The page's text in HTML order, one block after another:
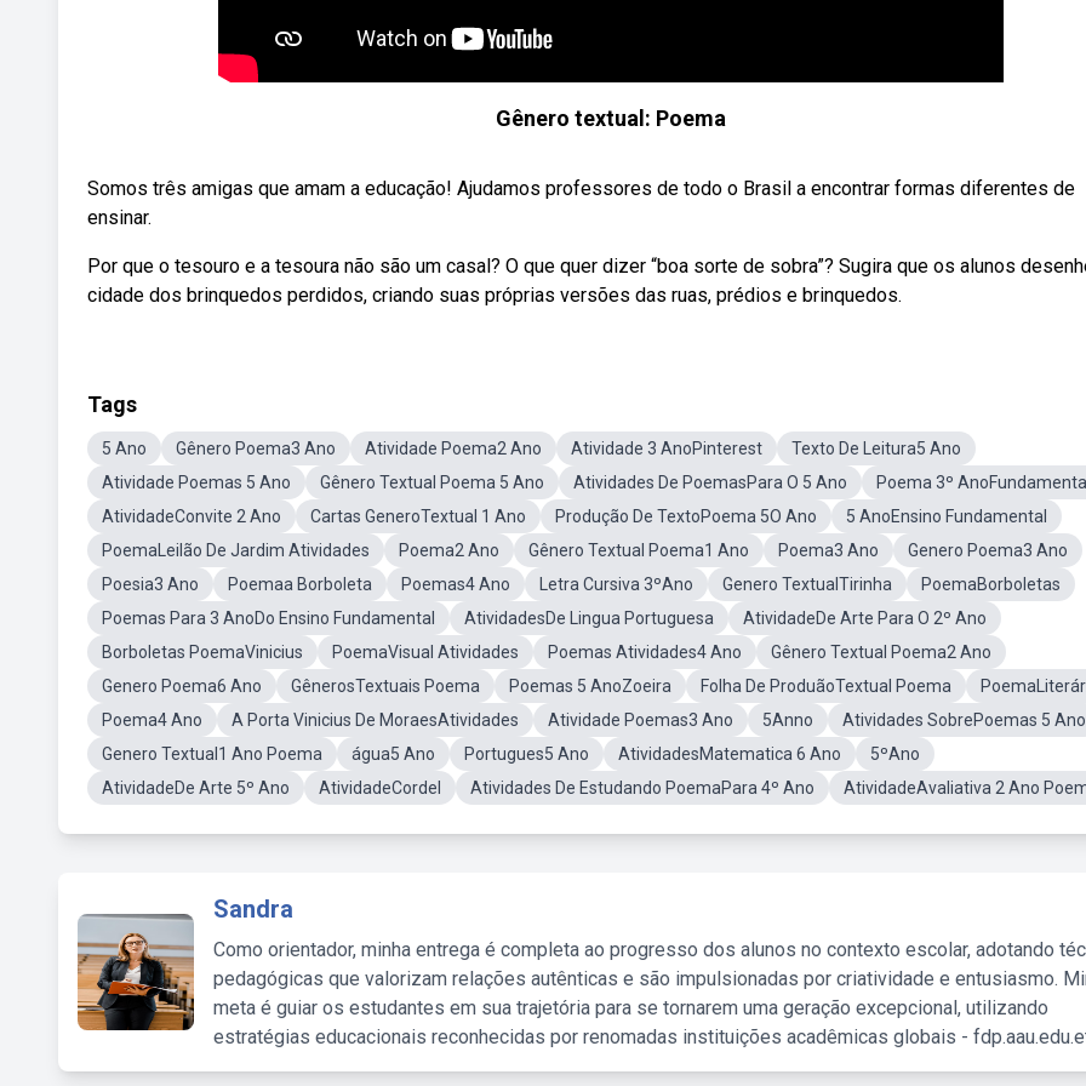
Gênero textual: Poema
Somos três amigas que amam a educação! Ajudamos professores de todo o Brasil a encontrar formas diferentes de
ensinar.
Por que o tesouro e a tesoura não são um casal? O que quer dizer “boa sorte de sobra”? Sugira que os alunos
cidade dos brinquedos perdidos, criando suas próprias versões das ruas, prédios e brinquedos.
Tags
5 Ano Gênero Poema3 Ano Atividade Poema2 Ano Atividade 3 AnoPinterest
Texto De Leitura5 Ano
Atividade Poemas 5 Ano
Gênero Textual Poema 5 Ano Atividades De PoemasPara O 5 Ano
Poema 3º AnoFundamental
AtividadeConvite 2 Ano
Cartas GeneroTextual 1 Ano Produção De TextoPoema 5O Ano
5 AnoEnsino Fundamental
PoemaLeilão De Jardim Atividades
Poema2 Ano Gênero Textual Poema1 Ano Poema3 Ano
Genero Poema3 Ano
Poesia3 Ano
Poemaa Borboleta Poemas4 Ano Letra Cursiva 3ºAno Genero TextualTirinha
PoemaBorboletas
Poemas Para 3 AnoDo Ensino Fundamental
AtividadesDe Lingua Portuguesa
AtividadeDe Arte Para O 2º Ano
Borboletas PoemaVinicius
PoemaVisual Atividades Poemas Atividades4 Ano
Gênero Textual Poema2 Ano
Genero Poema6 Ano
GênerosTextuais Poema Poemas 5 AnoZoeira Folha De ProduãoTextual Poema
Poema4 Ano
A Porta Vinicius De MoraesAtividades Atividade Poemas3 Ano 5Anno
Atividades SobrePoemas 5 Ano
Genero Textual1 Ano Poema
água5 Ano Portugues5 Ano AtividadesMatematica 6 Ano
5ºAno
AtividadeDe Arte 5º Ano
AtividadeCordel Atividades De Estudando PoemaPara 4º Ano AtividadeAvaliativa 2 Ano
Sandra
Como orientador, minha entrega é completa ao progresso dos alunos no contexto escolar, adotando
pedagógicas que valorizam relações autênticas e são impulsionadas por criatividade e entusiasmo.
meta é guiar os estudantes em sua trajetória para se tornarem uma geração excepcional, utilizando
estratégias educacionais reconhecidas por renomadas instituições acadêmicas globais -